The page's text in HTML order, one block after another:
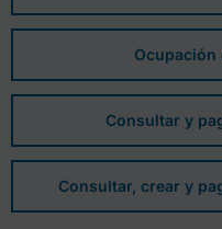
Ocupación
Consultar y
Consultar, crear y